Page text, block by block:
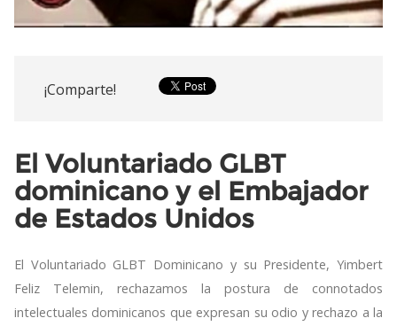
¡Comparte!
El Voluntariado GLBT
dominicano y el Embajador
de Estados Unidos
El Voluntariado GLBT Dominicano y su Presidente, Yimbert
Feliz Telemin, rechazamos la postura de connotados
intelectuales dominicanos que expresan su odio y rechazo a la